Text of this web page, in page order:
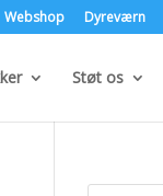
Webshop Dyreværn
Støt os